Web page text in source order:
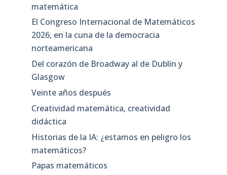
matemática
El Congreso Internacional de Matemáticos
2026, en la cuna de la democracia
norteamericana
Del corazón de Broadway al de Dublín y
Glasgow
Veinte años después
Creatividad matemática, creatividad
didáctica
Historias de la IA: ¿estamos en peligro los
matemáticos?
Papas matemáticos